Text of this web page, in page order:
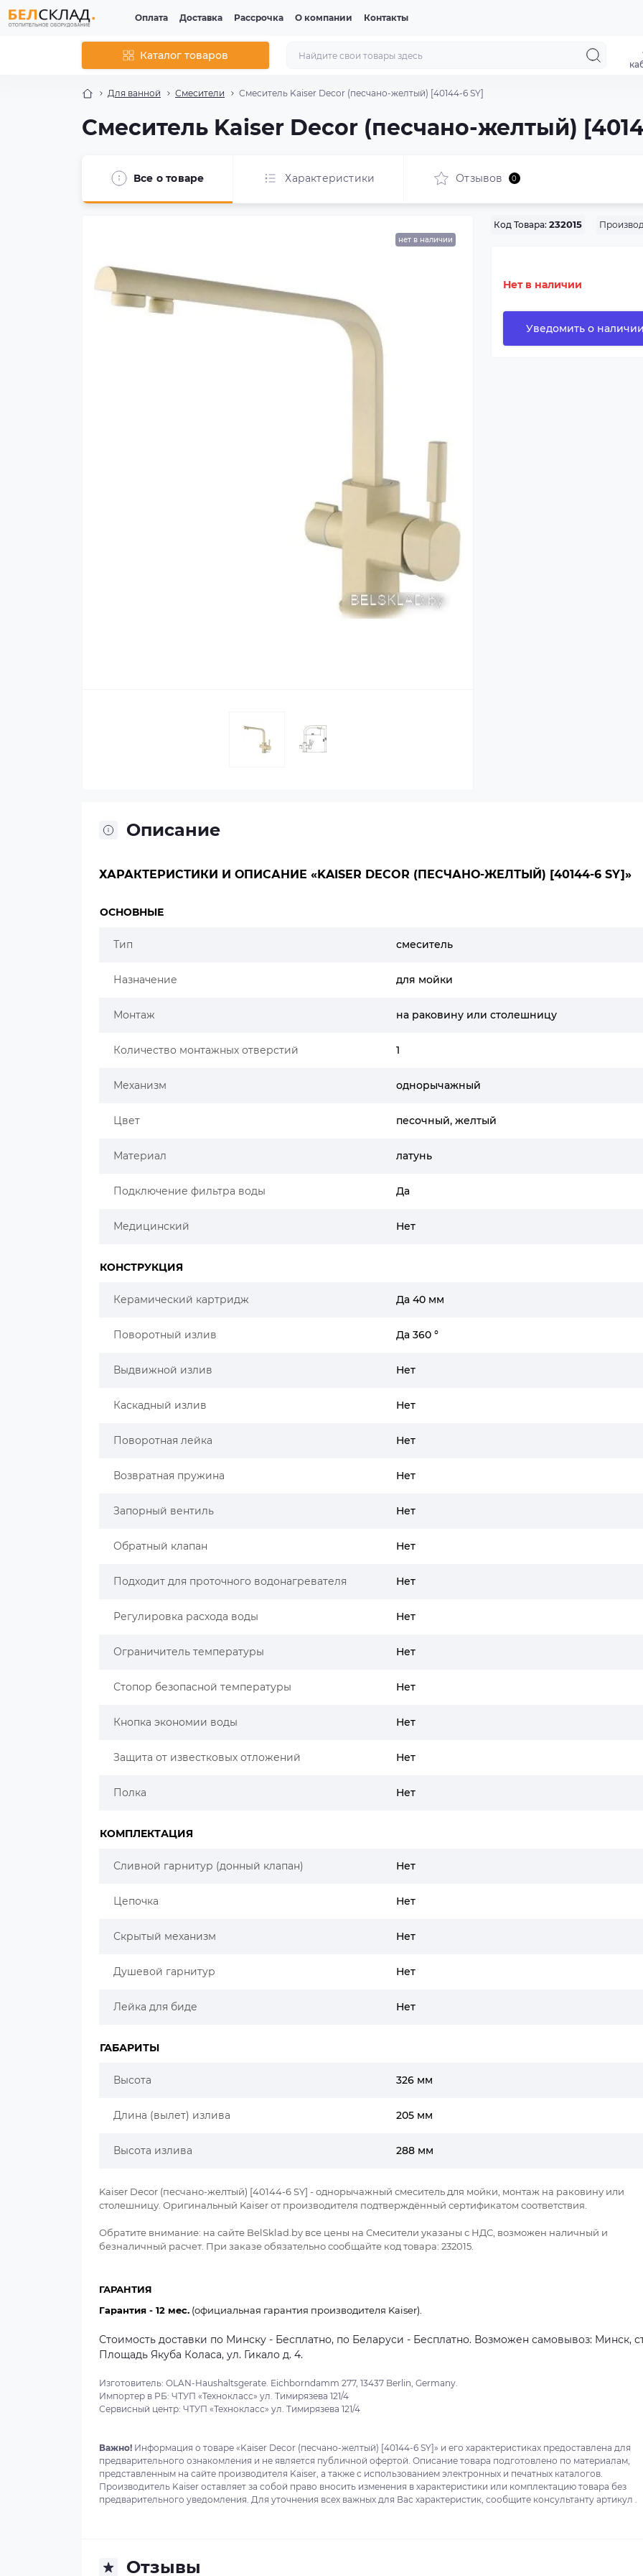
Оплата Доставка Рассрочка О компании Контакты
Каталог товаров
Для ванной Смесители Смеситель Kaiser Decor (песчано-желтый) [40144-6 SY]
Смеситель Kaiser Decor (песчано-желтый)
Все о товаре Характеристики Отзывов 0
нет в наличии
Код Товара: 232015
Нет в наличии
Уведомить о
Описание
ХАРАКТЕРИСТИКИ И ОПИСАНИЕ «KAISER DECOR (ПЕСЧАНО-ЖЕЛТЫЙ) [40144-6 SY]»
ОСНОВНЫЕ
Тип смеситель
Назначение для мойки
Монтаж на раковину или столешницу
Количество монтажных отверстий 1
Механизм однорычажный
Цвет песочный, желтый
Материал латунь
Подключение фильтра воды Да
Медицинский Нет
КОНСТРУКЦИЯ
Керамический картридж Да 40 мм
Поворотный излив Да 360 °
Выдвижной излив Нет
Каскадный излив Нет
Поворотная лейка Нет
Возвратная пружина Нет
Запорный вентиль Нет
Обратный клапан Нет
Подходит для проточного водонагревателя Нет
Регулировка расхода воды Нет
Ограничитель температуры Нет
Стопор безопасной температуры Нет
Кнопка экономии воды Нет
Защита от известковых отложений Нет
Полка Нет
КОМПЛЕКТАЦИЯ
Сливной гарнитур (донный клапан) Нет
Цепочка Нет
Скрытый механизм Нет
Душевой гарнитур Нет
Лейка для биде Нет
ГАБАРИТЫ
Высота 326 мм
Длина (вылет) излива 205 мм
Высота излива 288 мм
Kaiser Decor (песчано-желтый) [40144-6 SY] - однорычажный смеситель для мойки, монтаж на раковину или
столешницу. Оригинальный Kaiser от производителя подтверждённый сертификатом соответствия.
Обратите внимание: на сайте BelSklad.by все цены на Смесители указаны с НДС, возможен наличный и
безналичный расчет. При заказе обязательно сообщайте код товара: 232015.
ГАРАНТИЯ
Гарантия - 12 мес. (официальная гарантия производителя Kaiser).
Стоимость доставки по Минску - Бесплатно, по Беларуси - Бесплатно. Возможен самовывоз: Минск,
Площадь Якуба Коласа, ул. Гикало д. 4.
Изготовитель: OLAN-Haushaltsgerate. Eichborndamm 277, 13437 Berlin, Germany.
Импортер в РБ: ЧТУП «Технокласс» ул. Тимирязева 121/4
Сервисный центр: ЧТУП «Технокласс» ул. Тимирязева 121/4
Важно! Информация о товаре «Kaiser Decor (песчано-желтый) [40144-6 SY]» и его характеристиках предоставлена для
предварительного ознакомления и не является публичной офертой. Описание товара подготовлено по материалам,
представленным на сайте производителя Kaiser, а также с использованием электронных и печатных каталогов.
Производитель Kaiser оставляет за собой право вносить изменения в характеристики или комплектацию товара без
предварительного уведомления. Для уточнения всех важных для Вас характеристик, сообщите консультанту артикул .
Отзывы